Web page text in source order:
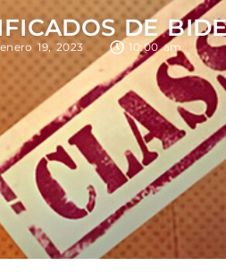
DE
enero 19, 2023 10:00 am